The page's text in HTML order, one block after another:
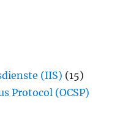
(IIS) (15)
Protocol (OCSP)